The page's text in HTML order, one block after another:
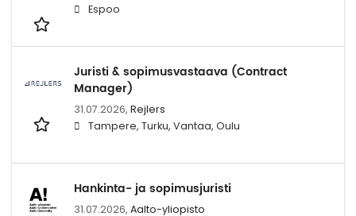
Espoo
Juristi & sopimusvastaava (Contract
Manager)
31.07.2026, Rejlers
Tampere, Turku, Vantaa, Oulu
Hankinta-​ ja so­pi­mus­ju­ris­ti
31.07.2026, Aalto-yliopisto